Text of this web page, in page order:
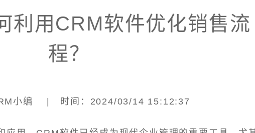
利用CRM软件优化销售流
程？
小编 | 时间：2024/03/14 15:12:37